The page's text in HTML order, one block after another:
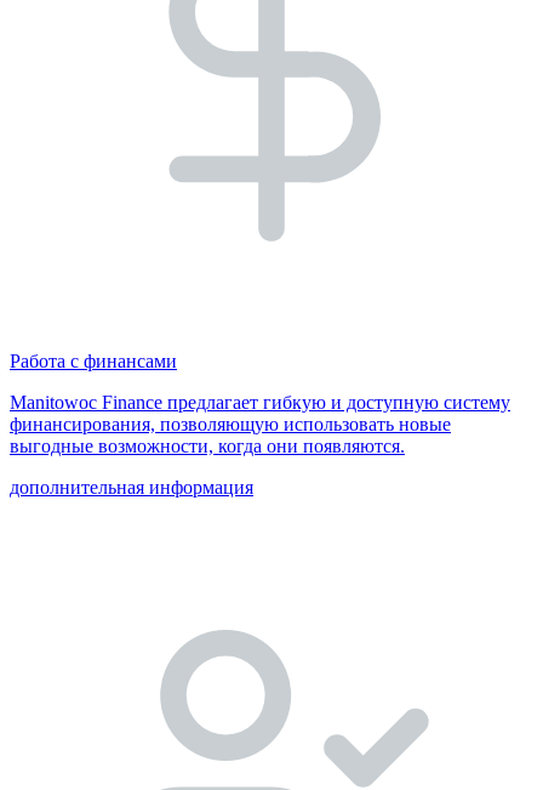
Работа с финансами
Manitowoc Finance предлагает гибкую и доступную систему
финансирования, позволяющую использовать новые
выгодные возможности, когда они появляются.
дополнительная информация